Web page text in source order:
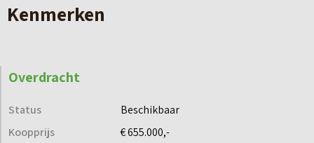
– Woonlaag: eerste woonlaag
– Energielabel A++
Goed om te weten: jouw nieuwe appartement in Kaap
Zoutepoel wordt volledig afgewerkt opgeleverd, inclusief
Kenmerken
Overdracht
Status
Beschikbaar
Koopprijs
€ 655.000,-